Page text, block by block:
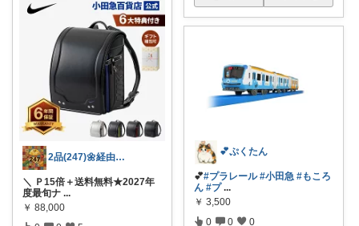
2品(247)🌼経由購入感謝です🌼
＼ Ｐ15倍＋送料無料★2027年
度最旬ナ ...
￥ 88,000
💕ぷくたん
💕#プラレール #小田急 #もころ
ん #プ ...
￥ 3,500
0 0 0